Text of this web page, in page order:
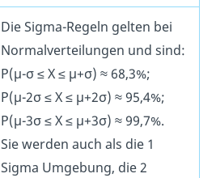
Die Sigma-Regeln gelten bei
Normalverteilungen und sind:
P(μ-σ ≤ X ≤ μ+σ) ≈ 68,3%;
P(μ-2σ ≤ X ≤ μ+2σ) ≈ 95,4%;
P(μ-3σ ≤ X ≤ μ+3σ) ≈ 99,7%.
Sie werden auch als die 1
Sigma Umgebung, die 2